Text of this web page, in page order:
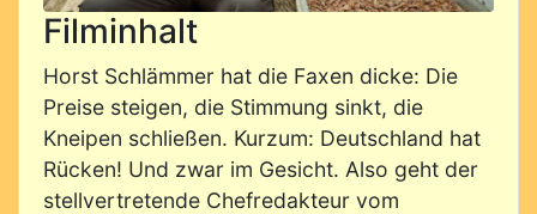
Filminhalt
Horst Schlämmer hat die Faxen dicke: Die
Preise steigen, die Stimmung sinkt, die
Kneipen schließen. Kurzum: Deutschland hat
Rücken! Und zwar im Gesicht. Also geht der
stellvertretende Chefredakteur vom